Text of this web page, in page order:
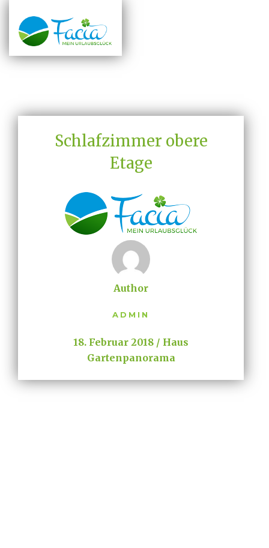
Schlafzimmer obere
Etage
Author
ADMIN
18. Februar 2018
Haus
Gartenpanorama